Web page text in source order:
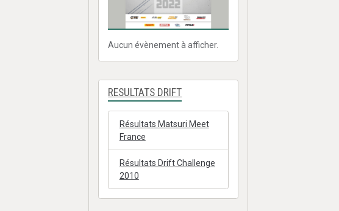
Aucun évènement à afficher.
RESULTATS DRIFT
Résultats Matsuri Meet
France
Résultats Drift Challenge
2010